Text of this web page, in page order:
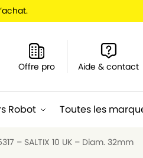
Offre pro Aide & contact
Robot Toutes les
– SALTIX 10 UK – Diam. 32mm